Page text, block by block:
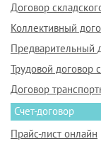
Договор
Коллективный
Предварительный
Трудовой договор
Договор
Счет-договор
Прайс-лист онлайн